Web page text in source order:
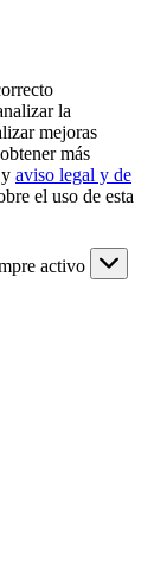
la
mejoras
más
y aviso legal y de
el uso de esta
activo